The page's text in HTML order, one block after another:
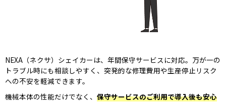
NEXA（ネクサ）シェイカーは、年間保守サービスに対応。万が一の
トラブル時にも相談しやすく、突発的な修理費用や生産停止リスク
への不安を軽減できます。
機械本体の性能だけでなく、 保守サービスのご利用で導入後も安心